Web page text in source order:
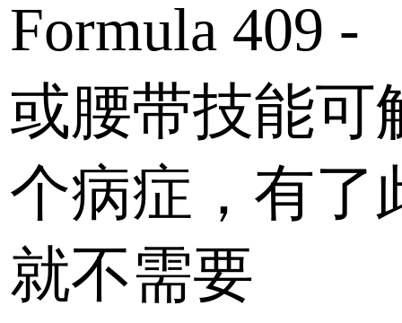
Formula 409
或腰带技能可
个病症，有了
就不需要